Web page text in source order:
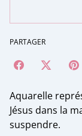
PARTAGER
Aquarelle
Jésus dans la
suspendre.